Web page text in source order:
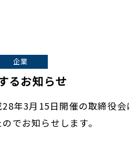
企業
るお知らせ
年3月15日開催の取締役
でお知らせします。